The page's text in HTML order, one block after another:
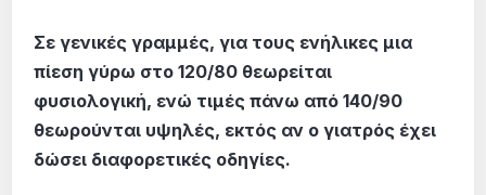
Σε γενικές γραμμές, για τους ενήλικες μια
πίεση γύρω στο 120/80 θεωρείται
φυσιολογική, ενώ τιμές πάνω από 140/90
θεωρούνται υψηλές, εκτός αν ο γιατρός έχει
δώσει διαφορετικές οδηγίες.